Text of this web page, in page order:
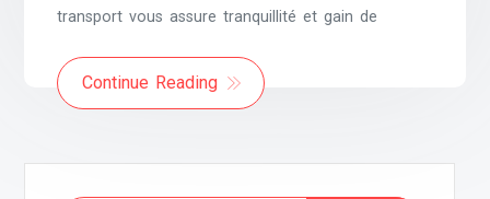
transport vous assure tranquillité et gain de
Continue Reading